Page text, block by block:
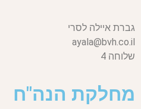
גברת איילה לסרי
ayala@bvh.co.il
שלוחה 4
מחלקת הנה"ח